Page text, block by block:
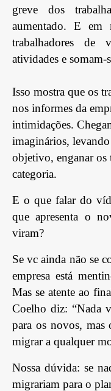
greve dos
aumentado. E em
trabalhadores de
atividades e somam-
Isso mostra que os t
nos informes da
intimidações.
imaginários,
objetivo, enganar os
categoria.
E o que falar do
que apresenta o
viram?
Se vc ainda não se
empresa está
Mas se atente ao
Coelho diz: “Nada
para os novos, mas
migrar a qualquer
Nossa dúvida: se
migrariam para o